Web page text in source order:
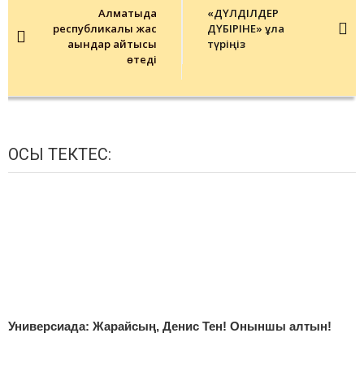
Алматыда
республикалық жас
ақындар айтысы
өтеді
«ДҮЛДІЛДЕР
ДҮБІРІНЕ» құлақ
түріңіз
ОСЫ ТЕКТЕС:
Универсиада: Жарайсың, Денис Тен! Оныншы алтын!